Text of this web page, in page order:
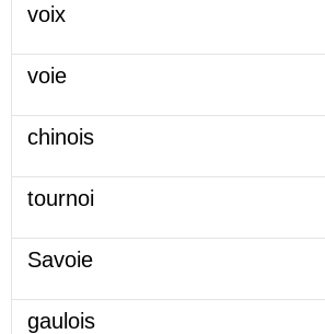
voix
voie
chinois
tournoi
Savoie
gaulois